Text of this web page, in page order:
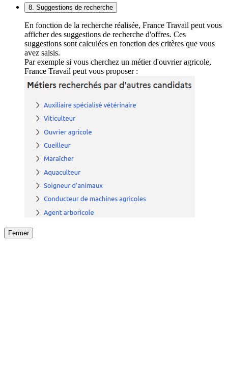
8. Suggestions de recherche
En fonction de la recherche réalisée, France Travail peut vous
afficher des suggestions de recherche d'offres. Ces
suggestions sont calculées en fonction des critères que vous
avez saisis.
Par exemple si vous cherchez un métier d'ouvrier agricole,
France Travail peut vous proposer :
Fermer